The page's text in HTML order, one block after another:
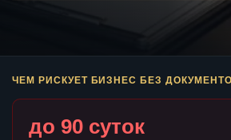
ЧЕМ РИСКУЕТ БИЗНЕС БЕЗ
до 90 суток